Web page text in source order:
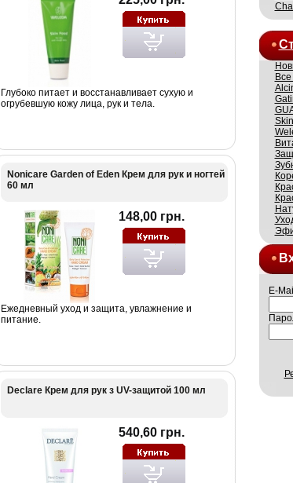
Глубоко питает и восстанавливает сухую и
огрубевшую кожу лица, рук и тела.
Nonicare Garden of Eden Крем для рук и ногтей
60 мл
148,00 грн.
Ежедневный уход и защита, увлажнение и
питание.
Declare Крем для рук з UV-защитой 100 мл
540,60 грн.
Все
E-